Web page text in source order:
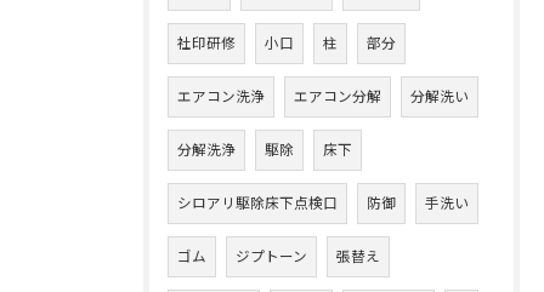
社印研修 小口 柱 部分
エアコン洗浄 エアコン分解 分解洗い
分解洗浄 駆除 床下
シロアリ駆除床下点検口 防御 手洗い
ゴム ジプトーン 張替え